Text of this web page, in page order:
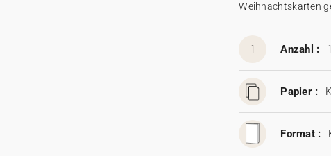
Weihnachtskarten
1 Anzahl : 1
Papier :
Format :